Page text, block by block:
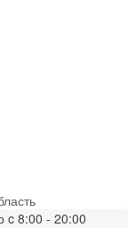
c 8:00 - 20:00